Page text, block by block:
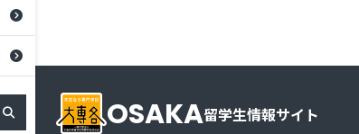
OSAKA留学生情報サイト